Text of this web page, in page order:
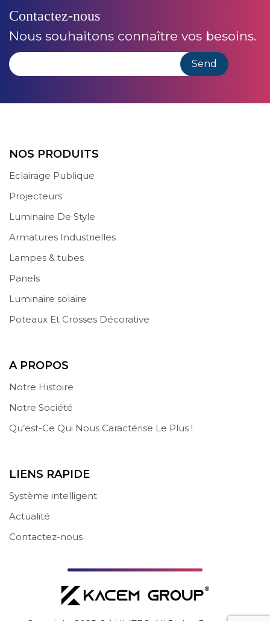
Contactez-nous
Nous souhaitons connaître vos besoins.
NOS PRODUITS
Eclairage Publique
Projecteurs
Luminaire De Style
Armatures Industrielles
Lampes & tubes
Panels
Luminaire solaire
Poteaux Et Crosses Décorative
A PROPOS
Notre Histoire
Notre Société
Qu’est-Ce Qui Nous Caractérise Le Plus !
LIENS RAPIDE
Système intelligent
Actualité
Contactez-nous